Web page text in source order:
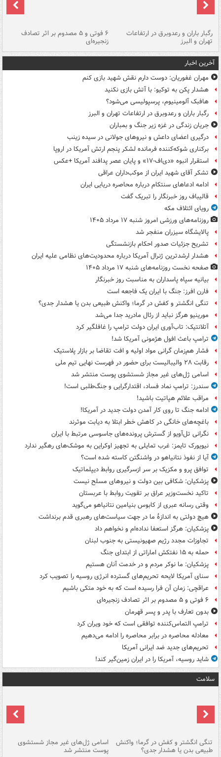
رگبار باران و رعدوبرق در ارتفاعات
تهران و البرز
۶ فوتی و ۵ مصدوم بر اثر تصادف
زنجیره‌ای
آخرین اخبار
مهران غفوریان: دوست دارم نقش شهید بازی کنم
هشدار پکن به توکیو: با آتش بازی نکنید
هافبک آلومینیوم، پرسپولیسی می‌شود؟
رگبار باران و رعدوبرق در ارتفاعات تهران و البرز
جریان زندگی در غزه زیر جنگ و بمباران
درگیری اعضای داعش و نیروهای جولانی در سیده زینب
برکناری شوکه‌کننده فرمانده لشکر پنجم ارتش آمریکا در اروپا
استقرار انبوه «دی‌اف‑۱۷» و پایان عصر پدافند آمریکا +عکس
تشکر آقای شهید ایران از موکب‌داران عراقی
ادامه ادعاهای سنتکام درباره محاصره دریایی ایران
قالیباف روز خبرنگار را تبریک گفت
رویای ائتلاف مکه
روزنامه‌های ورزشی امروز ‌شنبه ۱۷ مرداد ۱۴۰۵
پالایشگاه سیزران منفجر شد
تشریح جزئیات صدور احکام بازنشستگی
هشدار ارشدترین ژنرال آمریکا درباره محدودیت‌های نظامی علیه ایران
صفحه نخست روزنامه‌های شنبه ۱۷ مرداد ۱۴۰۵
بیانیه سپاه پاسداران به مناسبت روز خبرنگار
فارن افرز: جنگ با ایران یک فاجعه است
تنگی انگشتر و کفش در گرما؛ واکنش طبیعی بدن یا هشدار جدی؟
مورینیو هرگز نباید از رئال مادرید جدا می‌شد
آتلانتیک: تاب‌آوری ایران دولت ترامپ را غافلگیر کرد
ترامپ باعث افول هژمونی آمریکا شد!
فشار هم‌زمان گرانی مواد اولیه و افت تقاضا بر بازار پلاستیک
رقابت ۲۸ والیبالیست برای حضور در فهرست نهایی تیم ملی
اسامی ژل‌های غیر مجاز شستشوی پوست منتشر شد
سندرز: ترامپ نماد فساد، اقتدارگرایی و جنگ‌طلبی است!
مراقب علائم هپاتیت باشید!
ادامه جنگ تا روی کار آمدن دولت جدید در آمریکا!
باغچه‌های خانگی در کاهش خطر ابتلا به دیابت موثرند
نگرانی تل‌آویو از گسترش پرونده‌های جاسوسی مرتبط با ایران
نیویورک تایمز: غرب تمایلی به تجهیز اوکراین به موشک‌های رهگیر ندارد
آیا از نفوذ نتانیاهو در واشنگتن کاسته شده است؟
توافق پرو و مکزیک بر سر ازسرگیری روابط دیپلماتیک
پزشکیان: شکافی بین دولت و نیروهای مسلح نیست
تاکید نخست‌وزیر عراق بر تقویت روابط با عربستان
وقتی رسانه عبری از کابوس بنیامین نتانیاهو می‌گوید
هیچ دولتی به اندازۀ ما در جهت سیاست‌های رهبری قدم برنداشت
پزشکیان: هرگز استعفا نداده‌ام و نخواهم داد
تجاوزات مجدد رژیم صهیونیستی به جنوب لبنان
حمله به ۱۵ نفتکش‌ اماراتی از ابتدای جنگ
پزشکیان: ما نوکر مردم و در خدمت آنان هستیم
سنای آمریکا لایحه تحریم‌های گسترده انرژی روسیه را تصویب کرد
عراقچی: زمان آن فرا رسیده است که به خود متکی باشیم
۶ فوتی و ۵ مصدوم بر اثر تصادف زنجیره‌ای
بدون تعارف با پدر و پسر قهرمان
ترامپ التماس‌کننده توافقی است که خود ویران کرد
معادله محاصره در برابر محاصره را ادامه می‌دهیم
تحریم‌های جدید ضد ایرانی آمریکا
شاید روسیه، آمریکا را در ایران زمین‌گیر کند!
سلامت
تنگی انگشتر و کفش در گرما؛ واکنش
طبیعی بدن یا هشدار جدی؟
اسامی ژل‌های غیر مجاز شستشوی
پوست منتشر شد